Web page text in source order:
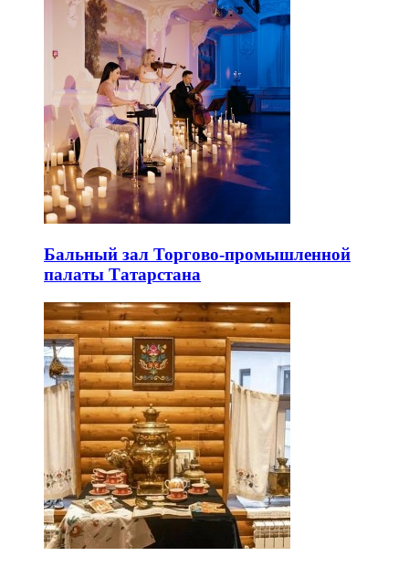
Бальный зал Торгово-промышленной
палаты Татарстана